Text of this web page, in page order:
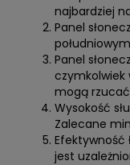
najbardziej
Panel
Panel
czymkolwiek
mogą
Wysokość
Zalecane
Efektywność
jest